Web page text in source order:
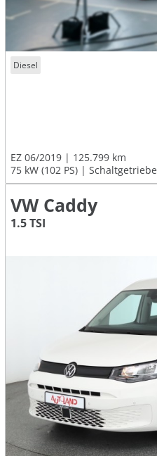
Diesel
EZ 06/2019
125.799 km
75 kW (102 PS)
Schaltgetriebe
VW Caddy
1.5 TSI